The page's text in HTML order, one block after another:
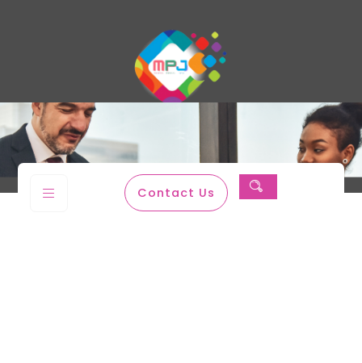
Magenta Permata Jaya
Contact Us